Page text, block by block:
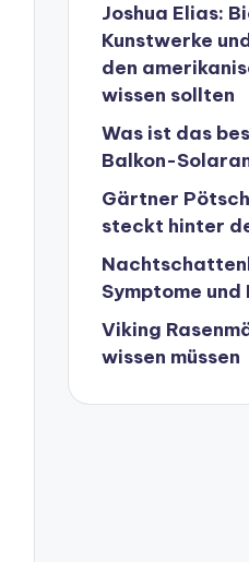
Joshua Elias:
Kunstwerke
den
wissen sollten
Was ist das
Balkon-
Gärtner
steckt hinter
Symptome und
Viking
wissen müssen